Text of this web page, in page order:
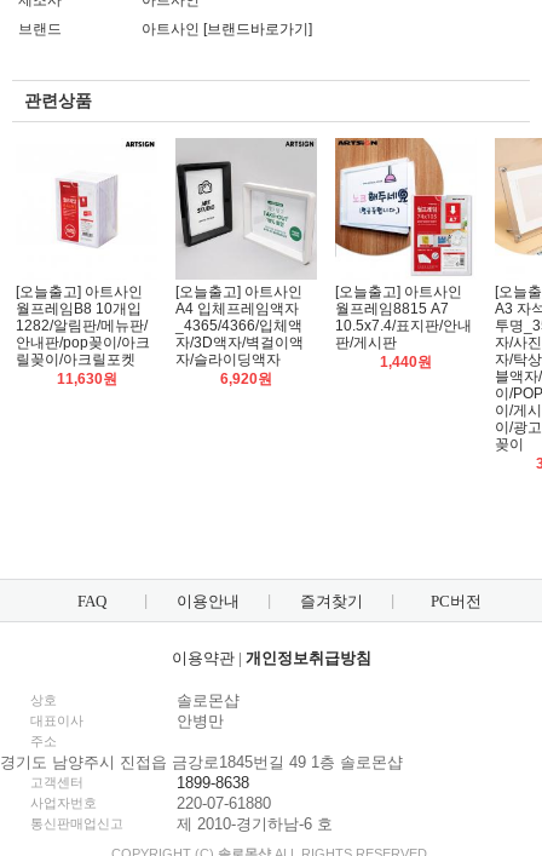
브랜드
아트사인 [브랜드바로가기]
관련상품
[오늘출고] 아트사인
월프레임B8 10개입
1282/알림판/메뉴판/
안내판/pop꽂이/아크
릴꽂이/아크릴포켓
11,630원
[오늘출고] 아트사인
A4 입체프레임액자
_4365/4366/입체액
자/3D액자/벽걸이액
자/슬라이딩액자
6,920원
[오늘출고] 아트사인
월프레임8815 A7
10.5x7.4/표지판/안내
판/게시판
1,440원
[오늘
A3 자
투명
자/사
자/탁
블액
이/
이/게
이/광
꽂이
FAQ 이용안내 즐겨찾기 PC버전
이용약관| 개인정보취급방침
상호 솔로몬샵
대표이사 안병만
주소
경기도 남양주시 진접읍 금강로1845번길 49 1층 솔로몬샵
고객센터 1899-8638
사업자번호 220-07-61880
통신판매업신고 제 2010-경기하남-6 호